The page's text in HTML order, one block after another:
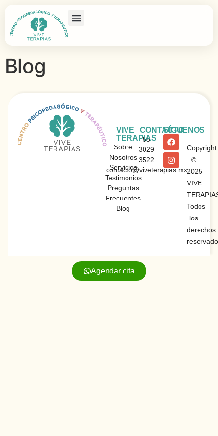
Blog
VIVE
TERAPIAS
Sobre
Nosotros
Servicios
Testimonios
Preguntas
Frecuentes
Blog
CONTACTO
55
3029
3522
contacto@viveterapias.mx
SÍGUENOS
Copyright
©
2025
VIVE
Todos
los
derechos
Agendar cita